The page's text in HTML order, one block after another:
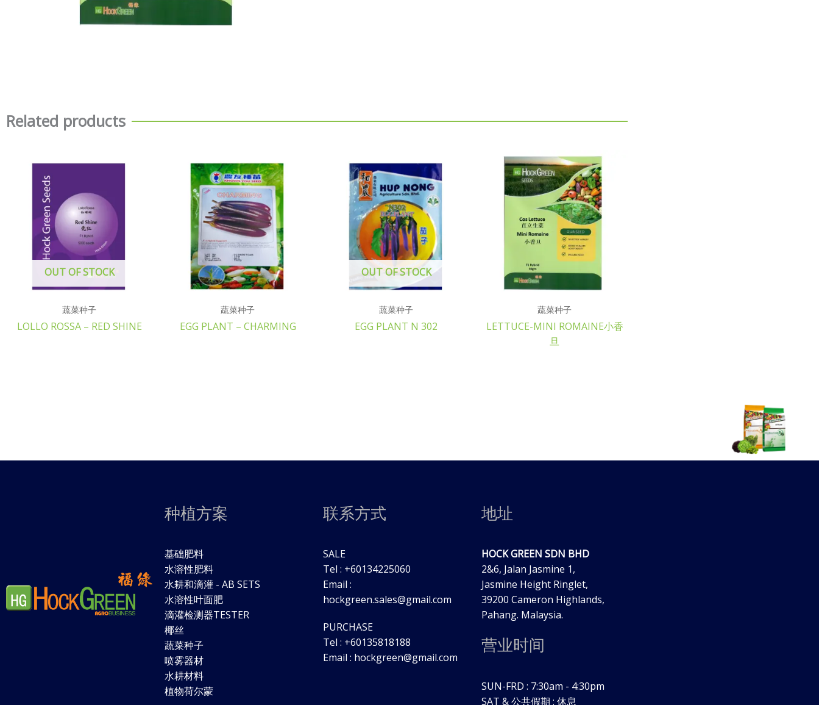
Related products
OUT OF STOCK
蔬菜种子
LOLLO ROSSA – RED SHINE
蔬菜种子
EGG PLANT – CHARMING
OUT OF STOCK
蔬菜种子
EGG PLANT N 302
蔬菜种子
LETTUCE-MINI ROMAINE小香
旦
种植方案
基础肥料
水溶性肥料
水耕和滴灌 - AB SETS
水溶性叶面肥
滴灌检测器TESTER
椰丝
蔬菜种子
喷雾器材
水耕材料
植物荷尔蒙
联系方式
SALE
Tel : +60134225060
Email :
hockgreen.sales@gmail.com
PURCHASE
Tel : +60135818188
Email : hockgreen@gmail.com
地址
HOCK GREEN SDN BHD
2&6, Jalan Jasmine 1,
Jasmine Height Ringlet,
39200 Cameron Highlands,
Pahang. Malaysia.
营业时间
SUN-FRD : 7:30am - 4:30pm
SAT & 公共假期 : 休息